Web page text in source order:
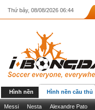
Thứ bảy, 08/08/2026 06:44
Hình nền Hình nền cầu thủ
Messi Nesta Alexandre Pato